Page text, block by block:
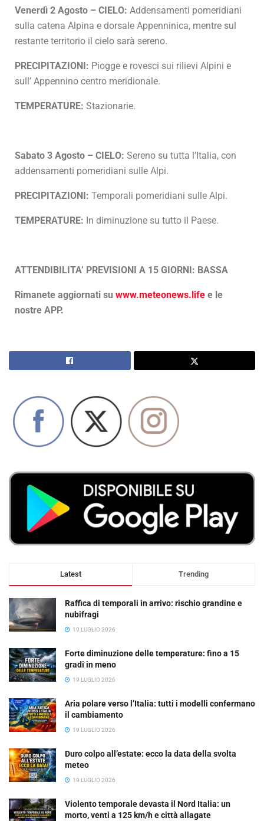
Venerdì 2 Agosto – CIELO: Addensamenti pomeridiani
sulla catena Alpina e dorsale Appenninica, mentre sul
restante territorio il cielo sarà sereno.
PRECIPITAZIONI: Piogge e rovesci sui rilievi Alpini e
sull’ Appennino centro meridionale.
TEMPERATURE: Stazionarie.
Sabato 3 Agosto – CIELO: Sereno su tutta l’Italia, con
addensamenti pomeridiani sulle Alpi.
PRECIPITAZIONI: Temporali pomeridiani sulle Alpi.
TEMPERATURE: In diminuzione su tutto il Paese.
ATTENDIBILITA’ PREVISIONI A 15 GIORNI: BASSA
Rimanete aggiornati su www.meteonews.life e le
nostre APP.
Latest Trending
Raffica di temporali in arrivo: rischio grandine e
nubifragi
19 LUGLIO 2026
Forte diminuzione delle temperature: fino a 15
gradi in meno
19 LUGLIO 2026
Aria polare verso l’Italia: tutti i modelli confermano
il cambiamento
19 LUGLIO 2026
Duro colpo all’estate: ecco la data della svolta
meteo
19 LUGLIO 2026
Violento temporale devasta il Nord Italia: un
morto, venti a 125 km/h e città allagate